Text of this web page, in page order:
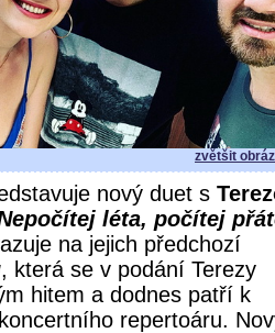
zvětšit
nový duet s
léta, počítej
na jejich předchozí
, která se v podání Terezy
hitem a dodnes patří k
repertoáru.